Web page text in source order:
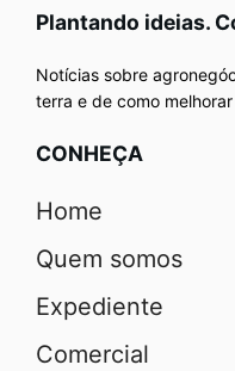
Plantando ideias.
Notícias sobre
terra e de como
CONHEÇA
Home
Quem somos
Expediente
Comercial